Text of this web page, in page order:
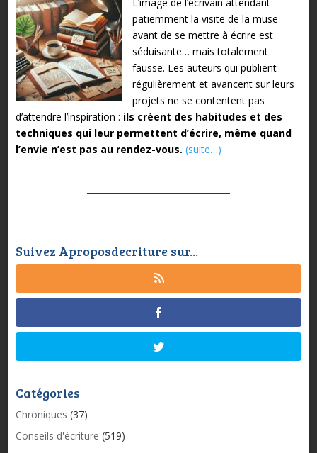
patiemment la visite de la muse
avant de se mettre à écrire est
séduisante… mais totalement
fausse. Les auteurs qui publient
régulièrement et avancent sur leurs
projets ne se contentent pas
d’attendre l’inspiration : ils créent des habitudes et des
techniques qui leur permettent d’écrire, même quand
l’envie n’est pas au rendez-vous. (suite…)
Suivez Aproposdecriture sur...
Catégories
Chroniques (37)
Conseils d'écriture (519)